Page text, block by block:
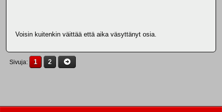
Voisin kuitenkin väittää että aika väsyttänyt osia.
Sivuja 1 2